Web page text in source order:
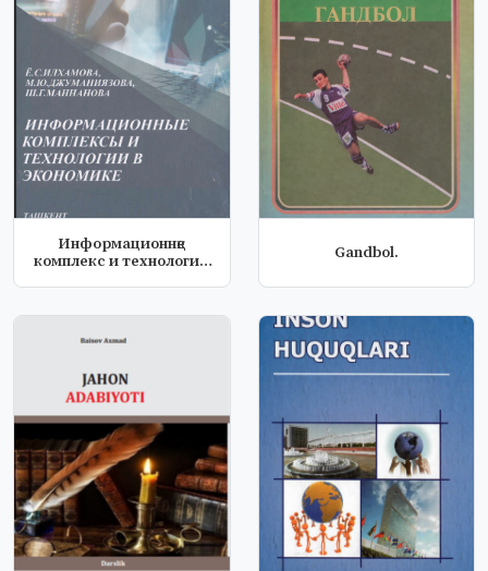
Информационнқе
комплекс и технологии
Gandbol.